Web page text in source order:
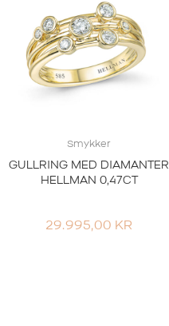
Smykker
GULLRING MED DIAMANTER
HELLMAN 0,47CT
29.995,00 KR